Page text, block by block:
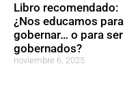
Libro recomendado:
¿Nos educamos para
gobernar… o para ser
gobernados?
noviembre 6, 2025